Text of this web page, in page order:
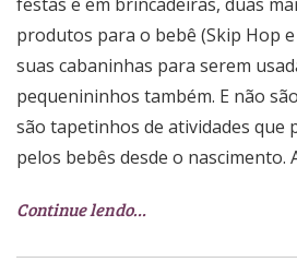
festas e em brincadeiras, duas
produtos para o bebê (Skip Hop
suas cabaninhas para serem
pequenininhos também. E não
são tapetinhos de atividades que
pelos bebês desde o nascimento.
Continue lendo…